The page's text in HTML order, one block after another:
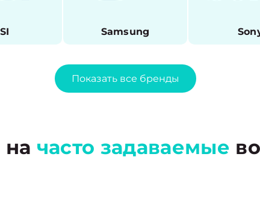
Samsung
Показать все бренды
на часто задаваемые